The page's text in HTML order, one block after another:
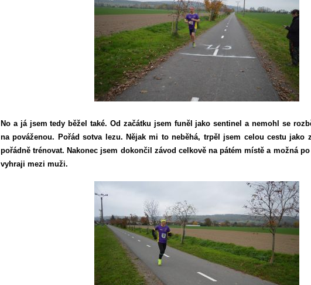
No a já jsem tedy běžel také. Od začátku jsem funěl jako sentinel a nemohl se
na pováženou. Pořád sotva lezu. Nějak mi to neběhá, trpěl jsem celou cestu jako
pořádně trénovat. Nakonec jsem dokončil závod celkově na pátém místě a možná
vyhraji mezi muži.